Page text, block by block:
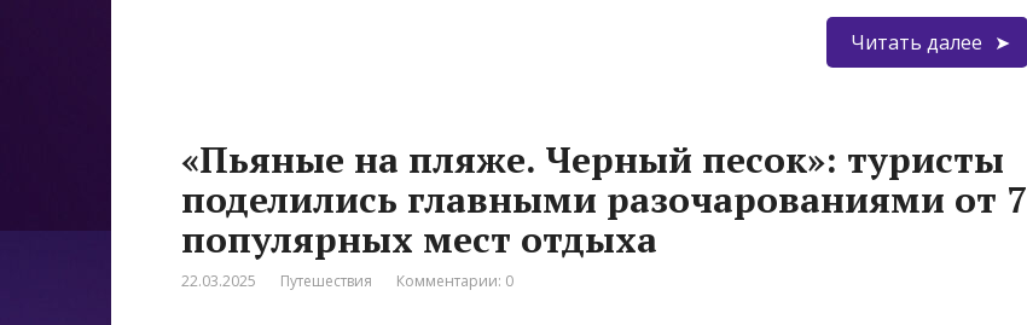
Читать далее
«Пьяные на пляже. Черный песок»: туристы
поделились главными разочарованиями от 7
популярных мест отдыха
22.03.2025 Путешествия Комментарии: 0